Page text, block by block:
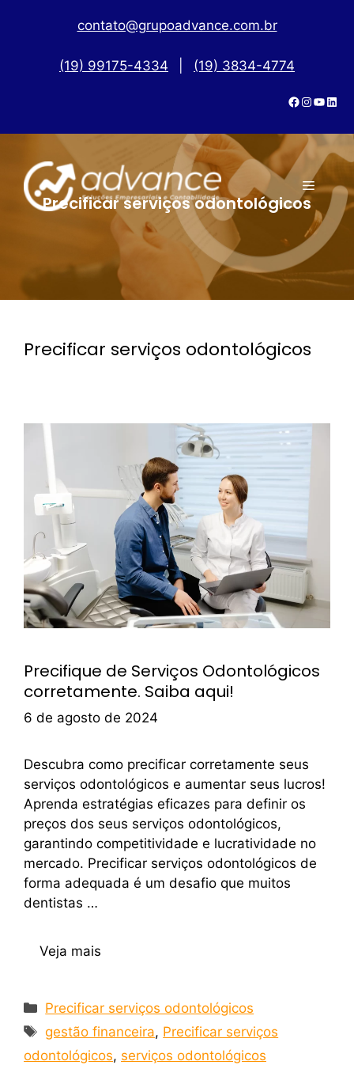
contato@grupoadvance.com.br
(19) 99175-4334 (19) 3834-4774
Precificar serviços odontológicos
Precificar serviços odontológicos
Precifique de Serviços Odontológicos
corretamente. Saiba aqui!
6 de agosto de 2024
Descubra como precificar corretamente seus
serviços odontológicos e aumentar seus lucros!
Aprenda estratégias eficazes para definir os
preços dos seus serviços odontológicos,
garantindo competitividade e lucratividade no
mercado. Precificar serviços odontológicos de
forma adequada é um desafio que muitos
dentistas …
Veja mais
Precificar serviços odontológicos
gestão financeira, Precificar serviços
odontológicos, serviços odontológicos